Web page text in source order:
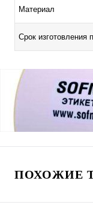
Материал
Срок изготовления
ПОХОЖИЕ